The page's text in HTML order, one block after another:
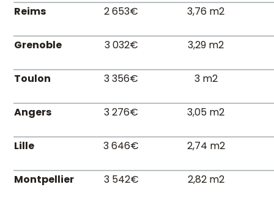
Reims 2 653€ 3,76 m2
Grenoble 3 032€ 3,29 m2
Toulon 3 356€ 3 m2
Angers 3 276€ 3,05 m2
Lille 3 646€ 2,74 m2
Montpellier 3 542€ 2,82 m2